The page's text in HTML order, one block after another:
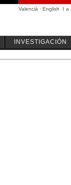
Valencià · English I a
INVESTIGACIÓN